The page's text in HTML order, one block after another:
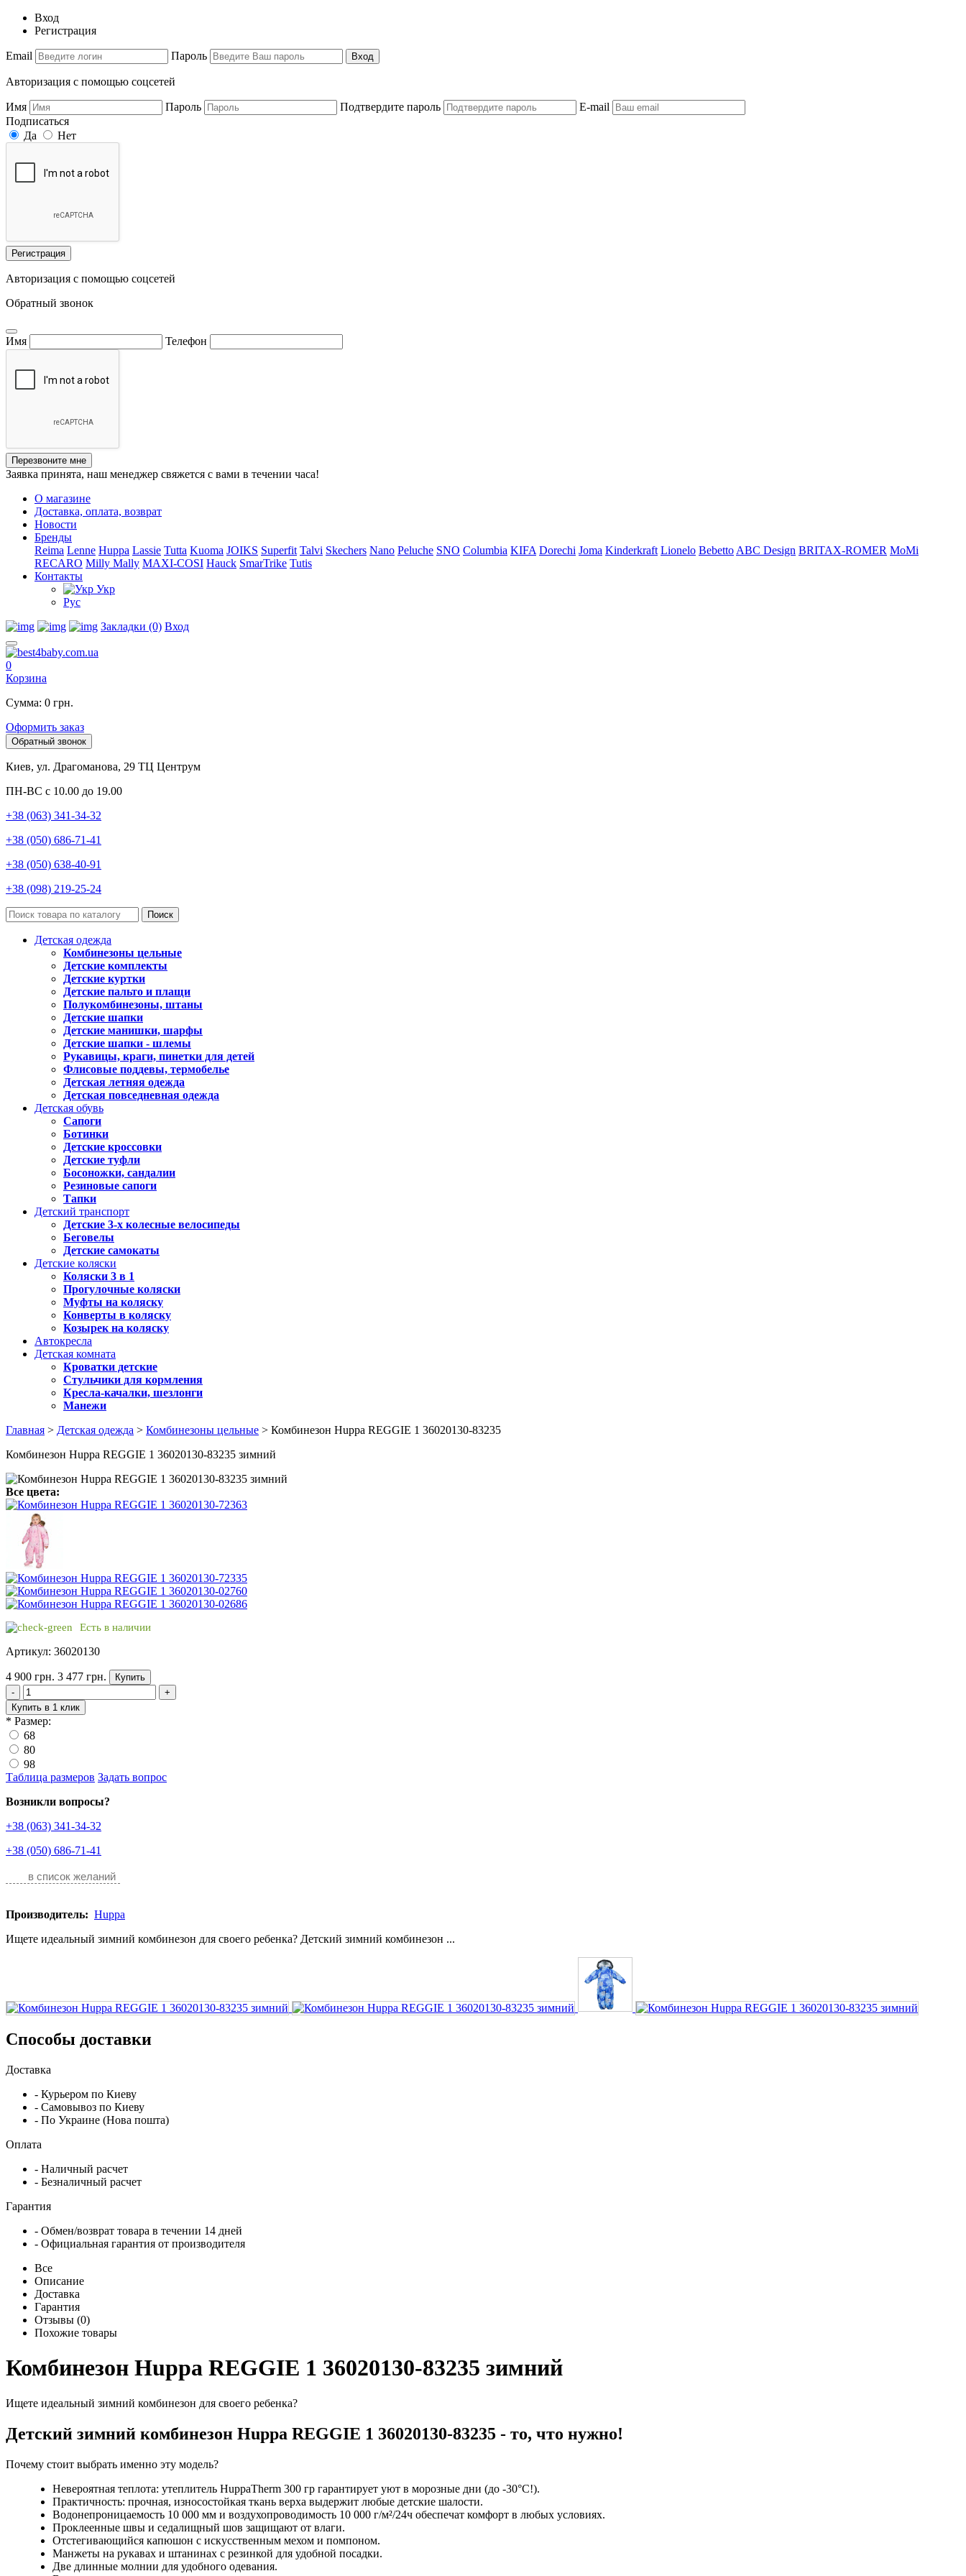
Вход
Регистрация
Email Пароль Вход
Авторизация с помощью соцсетей
Имя Пароль Подтвердите пароль
E-mail
Подписаться
Да
Нет
Регистрация
Авторизация с помощью соцсетей
Обратный звонок
Имя Телефон
Перезвоните мне
Заявка принята, наш менеджер свяжется с вами в течении часа!
О магазине
Доставка, оплата, возврат
Новости
Бренды
Reima Lenne Huppa Lassie Tutta Kuoma JOIKS Superfit Talvi Skechers Nano Peluche SNO Columbia KIFA Dorechi Joma Kinderkraft Lionelo Bebetto ABC Design BRITAX-ROMER MoMi
RECARO Milly Mally MAXI-COSI Hauck SmarTrike Tutis
Контакты
Укр
Рус
Закладки (0) Вход
0
Корзина
Сумма: 0 грн.
Оформить заказ
Обратный звонок
Киев, ул. Драгоманова, 29 ТЦ Центрум
ПН-ВС с 10.00 до 19.00
+38 (063) 341-34-32
+38 (050) 686-71-41
+38 (050) 638-40-91
+38 (098) 219-25-24
Поиск
Детская одежда
Комбинезоны цельные
Детские комплекты
Детские куртки
Детские пальто и плащи
Полукомбинезоны, штаны
Детские шапки
Детские манишки, шарфы
Детские шапки - шлемы
Рукавицы, краги, пинетки для детей
Флисовые поддевы, термобелье
Детская летняя одежда
Детская повседневная одежда
Детская обувь
Сапоги
Ботинки
Детские кроссовки
Детские туфли
Босоножки, сандалии
Резиновые сапоги
Тапки
Детский транспорт
Детские 3-х колесные велосипеды
Беговелы
Детские самокаты
Детские коляски
Коляски 3 в 1
Прогулочные коляски
Муфты на коляску
Конверты в коляску
Козырек на коляску
Автокресла
Детская комната
Кроватки детские
Стульчики для кормления
Кресла-качалки, шезлонги
Манежи
Главная > Детская одежда > Комбинезоны цельные > Комбинезон Huppa REGGIE 1 36020130-83235
Комбинезон Huppa REGGIE 1 36020130-83235 зимний
Все цвета:
Есть в наличии
Артикул: 36020130
4 900 грн. 3 477 грн.
Купить
-
+
Купить в 1 клик
* Размер:
68
80
98
Таблица размеров Задать вопрос
Возникли вопросы?
+38 (063) 341-34-32
+38 (050) 686-71-41
в список желаний
Производитель: Huppa
Ищете идеальный зимний комбинезон для своего ребенка? Детский зимний комбинезон ...
Способы доставки
Доставка
- Курьером по Киеву
- Самовывоз по Киеву
- По Украине (Нова пошта)
Оплата
- Наличный расчет
- Безналичный расчет
Гарантия
- Обмен/возврат товара в течении 14 дней
- Официальная гарантия от производителя
Все
Описание
Доставка
Гарантия
Отзывы (0)
Похожие товары
Комбинезон Huppa REGGIE 1 36020130-83235 зимний
Ищете идеальный зимний комбинезон для своего ребенка?
Детский зимний комбинезон Huppa REGGIE 1 36020130-83235 - то, что нужно!
Почему стоит выбрать именно эту модель?
Невероятная теплота: утеплитель HuppaTherm 300 гр гарантирует уют в морозные дни (до -30°C!).
Практичность: прочная, износостойкая ткань верха выдержит любые детские шалости.
Водонепроницаемость 10 000 мм и воздухопроводимость 10 000 г/м²/24ч обеспечат комфорт в любых условиях.
Проклеенные швы и седалищный шов защищают от влаги.
Отстегивающийся капюшон с искусственным мехом и помпоном.
Манжеты на рукавах и штанинах с резинкой для удобной посадки.
Две длинные молнии для удобного одевания.